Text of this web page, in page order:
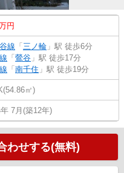
円
線 「 三ノ輪 」駅 徒歩6分
「 鶯谷 」駅 徒歩17分
「 南千住 」駅 徒歩19分
㎡)
7月(築12年)
わせする(無料)